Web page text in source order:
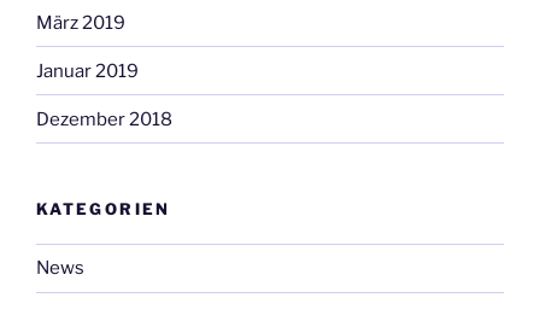
März 2019
Januar 2019
Dezember 2018
KATEGORIEN
News